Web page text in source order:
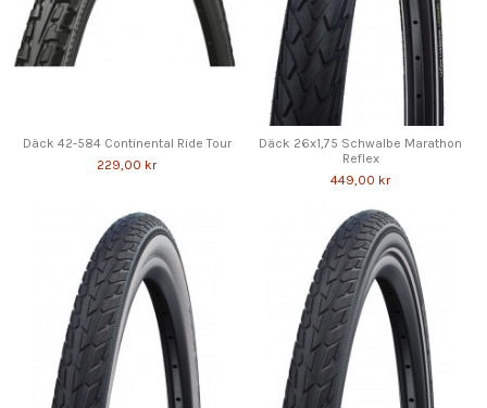
Däck 42-584 Continental Ride Tour
229,00 kr
Däck 26x1,75 Schwalbe Marathon
Reflex
449,00 kr